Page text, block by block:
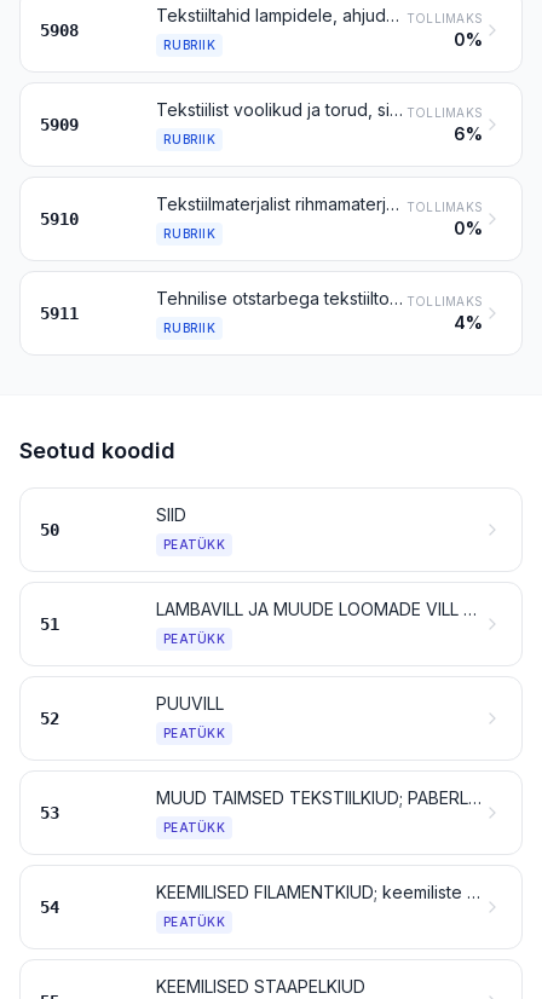
5908
Tekstiiltahid lampidele, ahjudele, välgumihklitele, küünaldele vms, telgedel kootud, punutud või silmkoelised; hõõgsukad ja ringkootud hõõgsukakangas selleks otstarbeks, impregneeritud või impregneerimata
RUBRIIK
TOLLIMAKS
0%
5909
Tekstiilist voolikud ja torud, sisekattega või ilma, muude materjalidega armeeritud või mitte, muudest materjalidest manustega või ilma
RUBRIIK
TOLLIMAKS
6%
5910
Tekstiilmaterjalist rihmamaterjal ülekanderihmade või konveierilintide jaoks, plastiga immutatud, pealistatud, kaetud või lamineeritud või mitte, metalli või muu materjaliga tugevdatud või mitte
RUBRIIK
TOLLIMAKS
0%
5911
Tehnilise otstarbega tekstiiltooted, mis on kirjeldatud käesoleva grupi märkuses 8
RUBRIIK
TOLLIMAKS
4%
Seotud koodid
50
SIID
PEATÜKK
51
LAMBAVILL JA MUUDE LOOMADE VILL NING LOOMAKARVAD; HOBUSEJÕHVIST LÕNG JA RIIE
PEATÜKK
52
PUUVILL
PEATÜKK
53
MUUD TAIMSED TEKSTIILKIUD; PABERLÕNG JA PABERLÕNGAST RIIE
PEATÜKK
54
KEEMILISED FILAMENTKIUD; keemiliste tekstiilmaterjalide ribad jms vormid
PEATÜKK
KEEMILISED STAAPELKIUD